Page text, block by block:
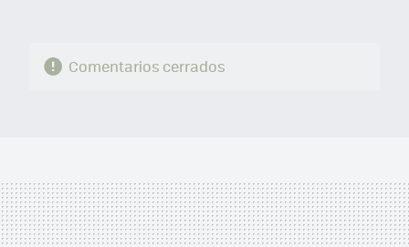
Comentarios cerrados